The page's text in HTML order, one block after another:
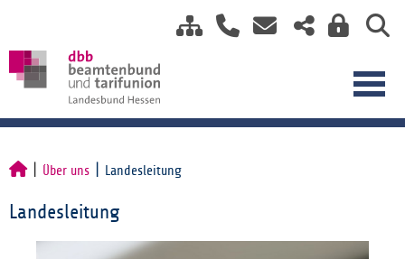
Über uns Landesleitung
Landesleitung